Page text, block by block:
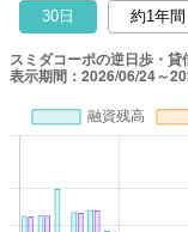
30日 約1年間